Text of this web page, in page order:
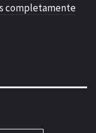
completamente